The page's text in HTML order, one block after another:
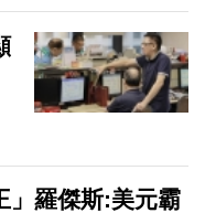
」羅傑斯:美元霸